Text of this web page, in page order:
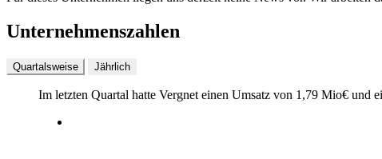
Unternehmenszahlen
Quartalsweise Jährlich
Im letzten Quartal hatte Vergnet einen Umsatz von 1,79 Mio€ und